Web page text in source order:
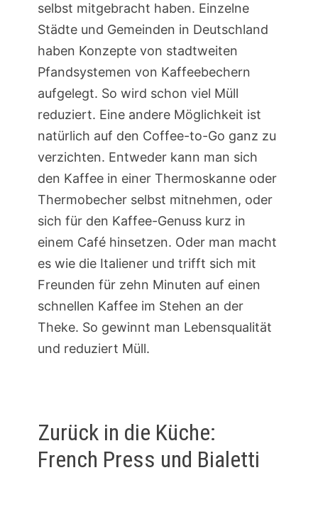
selbst mitgebracht haben. Einzelne
Städte und Gemeinden in Deutschland
haben Konzepte von stadtweiten
Pfandsystemen von Kaffeebechern
aufgelegt. So wird schon viel Müll
reduziert. Eine andere Möglichkeit ist
natürlich auf den Coffee-to-Go ganz zu
verzichten. Entweder kann man sich
den Kaffee in einer Thermoskanne oder
Thermobecher selbst mitnehmen, oder
sich für den Kaffee-Genuss kurz in
einem Café hinsetzen. Oder man macht
es wie die Italiener und trifft sich mit
Freunden für zehn Minuten auf einen
schnellen Kaffee im Stehen an der
Theke. So gewinnt man Lebensqualität
und reduziert Müll.
Zurück in die Küche:
French Press und Bialetti